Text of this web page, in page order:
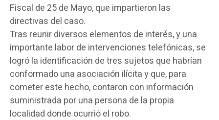
Fiscal de 25 de Mayo, que impartieron las
directivas del caso.
Tras reunir diversos elementos de interés, y una
importante labor de intervenciones telefónicas, se
logró la identificación de tres sujetos que habrían
conformado una asociación ilícita y que, para
cometer este hecho, contaron con información
suministrada por una persona de la propia
localidad donde ocurrió el robo.